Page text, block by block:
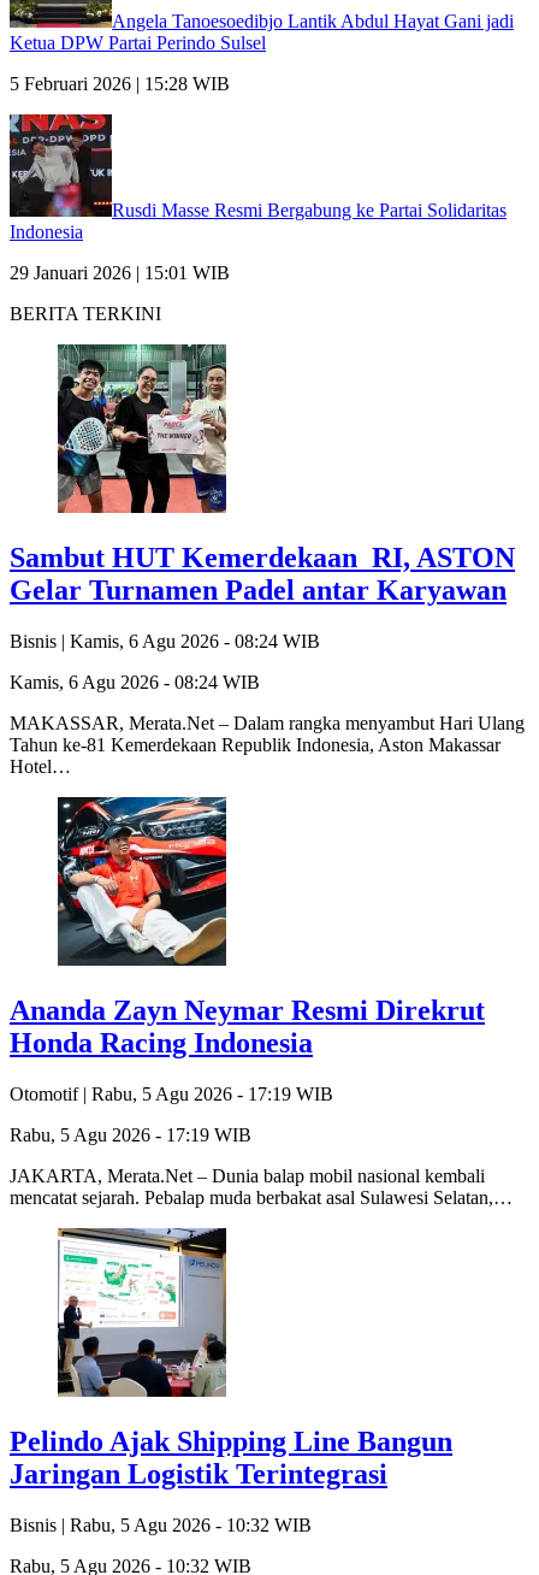
Angela Tanoesoedibjo Lantik Abdul Hayat Gani jadi
Ketua DPW Partai Perindo Sulsel
5 Februari 2026 | 15:28 WIB
Rusdi Masse Resmi Bergabung ke Partai Solidaritas
Indonesia
29 Januari 2026 | 15:01 WIB
BERITA TERKINI
Sambut HUT Kemerdekaan RI, ASTON
Gelar Turnamen Padel antar Karyawan
Bisnis | Kamis, 6 Agu 2026 - 08:24 WIB
Kamis, 6 Agu 2026 - 08:24 WIB
MAKASSAR, Merata.Net – Dalam rangka menyambut Hari Ulang
Tahun ke-81 Kemerdekaan Republik Indonesia, Aston Makassar
Hotel…
Ananda Zayn Neymar Resmi Direkrut
Honda Racing Indonesia
Otomotif | Rabu, 5 Agu 2026 - 17:19 WIB
Rabu, 5 Agu 2026 - 17:19 WIB
JAKARTA, Merata.Net – Dunia balap mobil nasional kembali
mencatat sejarah. Pebalap muda berbakat asal Sulawesi Selatan,…
Pelindo Ajak Shipping Line Bangun
Jaringan Logistik Terintegrasi
Bisnis | Rabu, 5 Agu 2026 - 10:32 WIB
Rabu, 5 Agu 2026 - 10:32 WIB